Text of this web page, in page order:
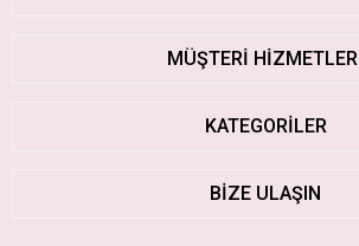
MÜŞTERİ
KATEGORİLER
BİZE ULAŞIN